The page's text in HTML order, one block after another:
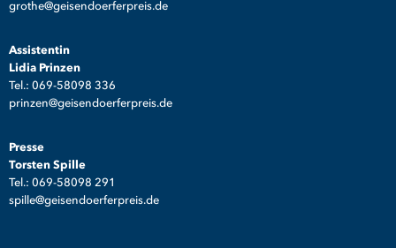
grothe@geisendoerferpreis.de
Assistentin
Lidia Prinzen
Tel.: 069-58098 336
prinzen@geisendoerferpreis.de
Presse
Torsten Spille
Tel.: 069-58098 291
spille@geisendoerferpreis.de